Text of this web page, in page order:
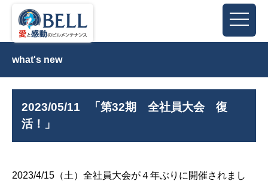
what's new
2023/05/11 「第32期 全社員大会 復
活！」
2023/4/15（土）全社員大会が４年ぶりに開催されまし